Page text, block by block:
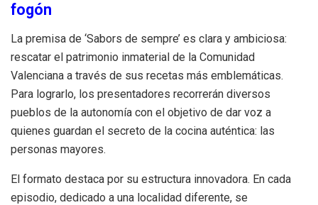
fogón
La premisa de ‘Sabors de sempre’ es clara y ambiciosa:
rescatar el patrimonio inmaterial de la Comunidad
Valenciana a través de sus recetas más emblemáticas.
Para lograrlo, los presentadores recorrerán diversos
pueblos de la autonomía con el objetivo de dar voz a
quienes guardan el secreto de la cocina auténtica: las
personas mayores.
El formato destaca por su estructura innovadora. En cada
episodio, dedicado a una localidad diferente, se